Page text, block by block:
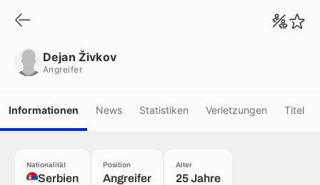
Dejan Živkov
Angreifer
Informationen News Statistiken Verletzungen Titel
Nationalität
Serbien
Position
Angreifer
Alter
25 Jahre